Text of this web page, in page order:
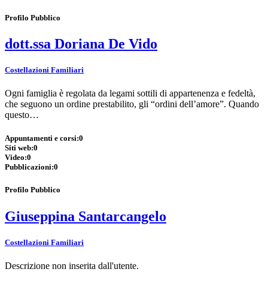
Profilo Pubblico
dott.ssa Doriana De Vido
Costellazioni Familiari
Ogni famiglia è regolata da legami sottili di appartenenza e fedeltà,
che seguono un ordine prestabilito, gli “ordini dell’amore”. Quando
questo…
Appuntamenti e corsi:0
Siti web:0
Video:0
Pubblicazioni:0
Profilo Pubblico
Giuseppina Santarcangelo
Costellazioni Familiari
Descrizione non inserita dall'utente.